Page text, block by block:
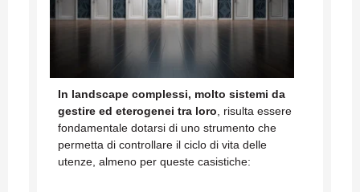
In landscape complessi, molto sistemi da
gestire ed eterogenei tra loro , risulta essere
fondamentale dotarsi di uno strumento che
permetta di controllare il ciclo di vita delle
utenze, almeno per queste casistiche: